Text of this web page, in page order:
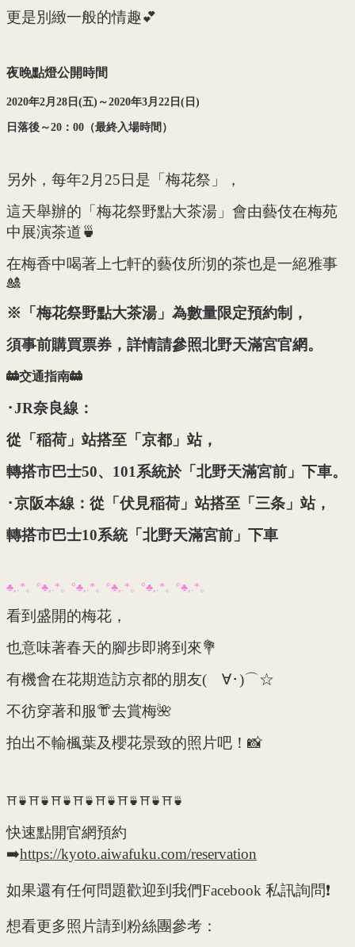
更是別緻一般的情趣💕
夜晚點燈公開時間
2020年2 月28 日(五) ～2020年3 月22 日( 日)
日落後～20 ：00 （最終入場時間）
另外，每年2月25日是「梅花祭」，
這天舉辦的「梅花祭野點大茶湯」會由藝伎在梅苑
中展演茶道🍵
在梅香中喝著上七軒的藝伎所沏的茶也是一絕雅事
🎎
※「梅花祭野點大茶湯」為數量限定預約制，
須事前購買票券，詳情請參照北野天滿宮官網。
🚋交通指南🚋
･JR奈良線：
從「稲荷」站搭至「京都」站，
轉搭市巴士50、101系統於「北野天滿宮前」下車。
･京阪本線：從「伏見稲荷」站搭至「三条」站，
轉搭市巴士10系統「北野天滿宮前」下車
♣,.*。°♣,.*。°♣,.*。°♣,.*。°♣,.*。°♣,.*。
看到盛開的梅花，
也意味著春天的腳步即將到來💐
有機會在花期造訪京都的朋友(ゝ∀･)⌒☆
不彷穿著和服👘去賞梅🌺
拍出不輸楓葉及櫻花景致的照片吧！📸
⛩🍵⛩🍵⛩🍵⛩🍵⛩🍵⛩🍵⛩🍵⛩🍵
快速點開官網預約
➡️https://kyoto.aiwafuku.com/reservation
如果還有任何問題歡迎到我們Facebook 私訊詢問❗
想看更多照片請到粉絲團參考：